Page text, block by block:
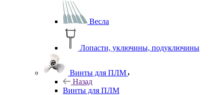
Весла
Лопасти, уключины, подуключины
Винты для ПЛМ
Назад
Винты для ПЛМ